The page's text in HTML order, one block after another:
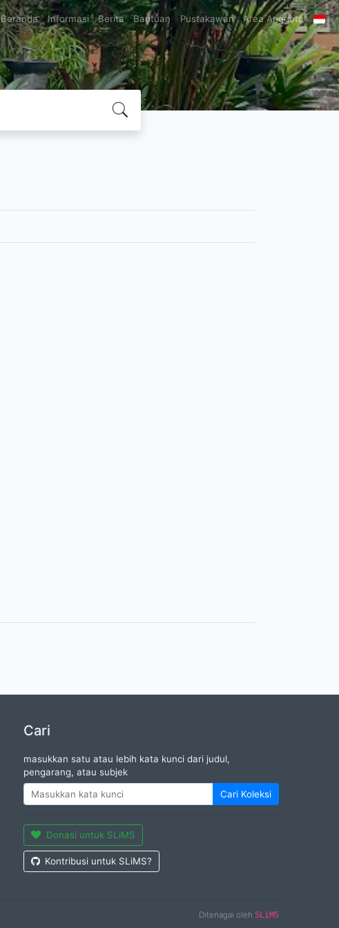
Beranda Informasi Berita Bantuan Pustakawan Area Anggota
Cari
masukkan satu atau lebih kata kunci dari judul,
pengarang, atau subjek
Cari Koleksi
Donasi untuk SLiMS
Kontribusi untuk SLiMS?
Ditenagai oleh SLiMS